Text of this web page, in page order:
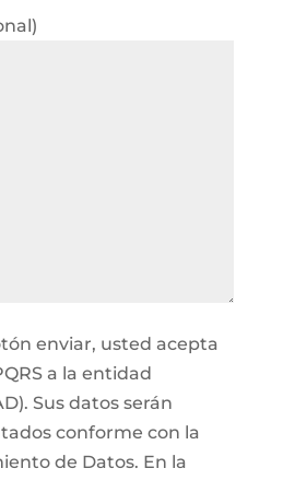
enviar, usted acepta
a la entidad
Sus datos serán
conforme con la
de Datos. En la